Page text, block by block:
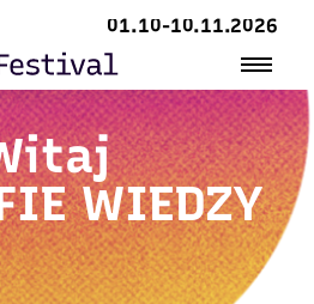
01.10-10.11.2026
WIEDZY